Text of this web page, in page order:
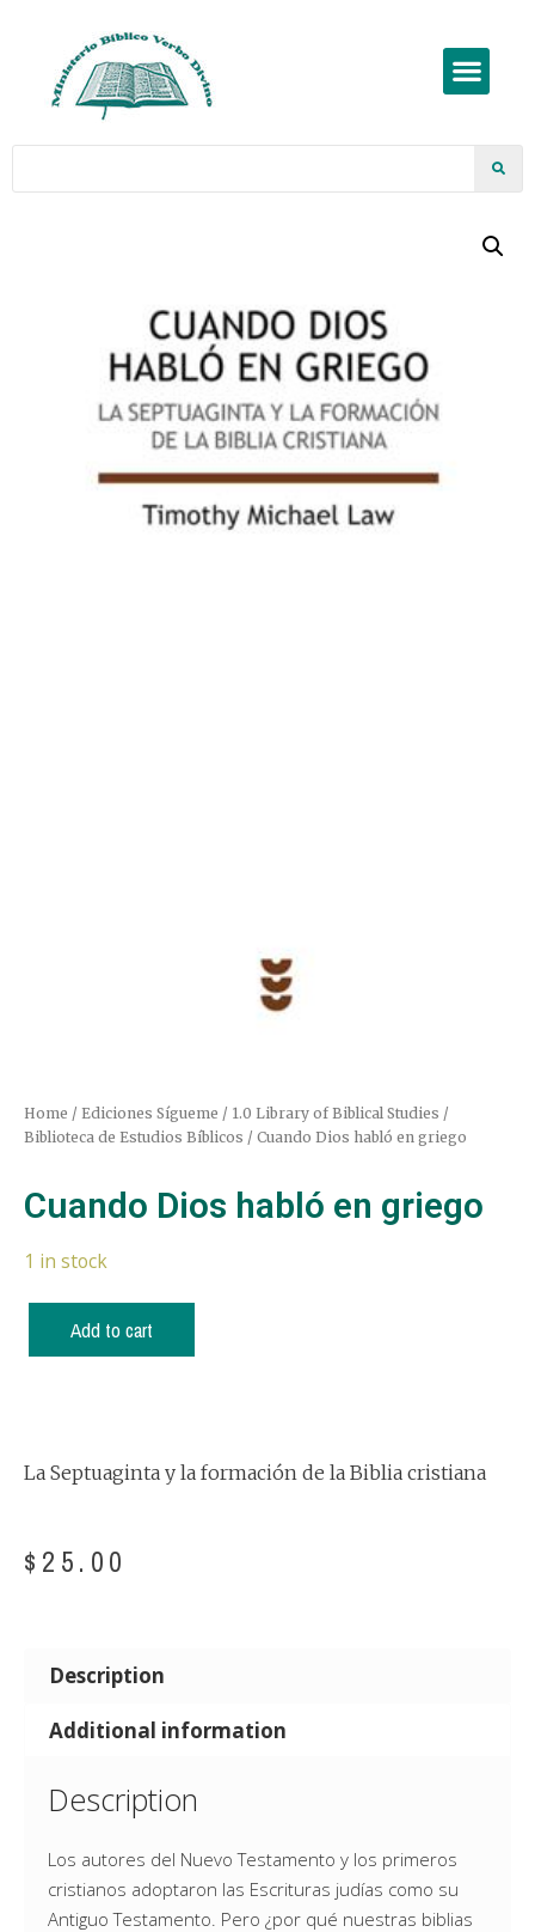
Home / Ediciones Sígueme / 1.0 Library of Biblical Studies /
Biblioteca de Estudios Bíblicos / Cuando Dios habló en griego
Cuando Dios habló en griego
1 in stock
Add to cart
La Septuaginta y la formación de la Biblia cristiana
$ 25.00
Description
Additional information
Description
Los autores del Nuevo Testamento y los primeros
cristianos adoptaron las Escrituras judías como su
Antiguo Testamento. Pero ¿por qué nuestras biblias